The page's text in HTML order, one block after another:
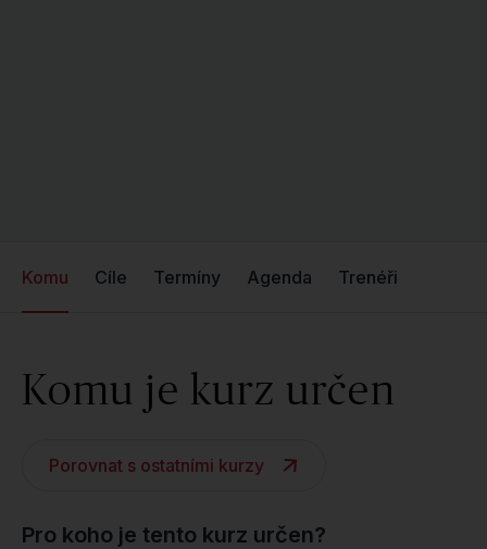
Komu Cíle Termíny Agenda Trenéři
Komu je kurz určen
Porovnat s ostatními kurzy
Pro koho je tento kurz určen?